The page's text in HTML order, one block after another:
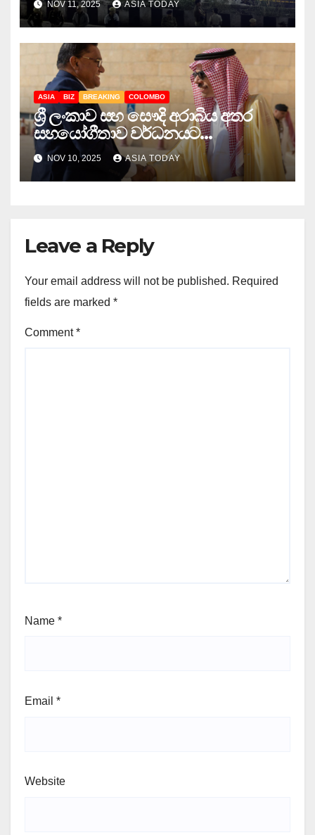
NOV 11, 2025 ASIA TODAY
ASIA BIZ BREAKING COLOMBO
ශ්‍රී ලංකාව සහ සෞදි අරාබිය අතර
සහයෝගීතාව වර්ධනයට
ද්විපාර්ශ්වික හමුවක්
NOV 10, 2025 ASIA TODAY
Leave a Reply
Your email address will not be published. Required
fields are marked *
Comment*
Name *
Email *
Website